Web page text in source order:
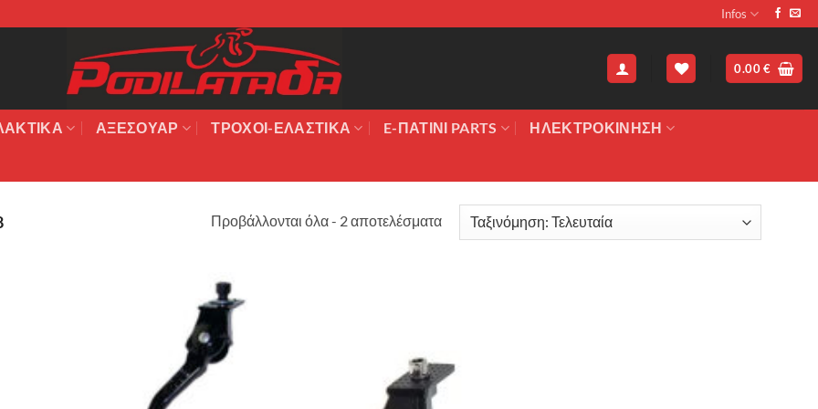
Infos
0.00€
ΑΞΕΣΟΥΆΡ ΤΡΟΧΟΙ-ΕΛΑΣΤΙΚΑ E-ΠΑΤΙΝΙ PARTS ΗΛΕΚΤΡΟΚΙΝΗΣΗ
Προβάλλονται όλα - 2 αποτελέσματαSorted